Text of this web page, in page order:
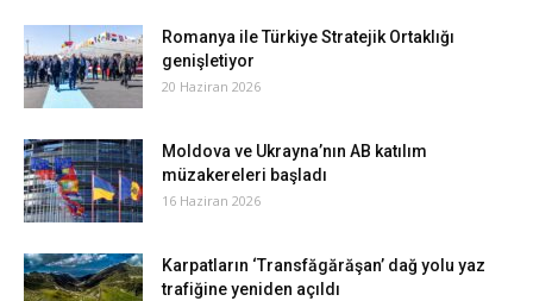
Romanya ile Türkiye Stratejik Ortaklığı
genişletiyor
20 Haziran 2026
Moldova ve Ukrayna’nın AB katılım
müzakereleri başladı
16 Haziran 2026
Karpatların ‘Transfăgărăşan’ dağ yolu yaz
trafiğine yeniden açıldı